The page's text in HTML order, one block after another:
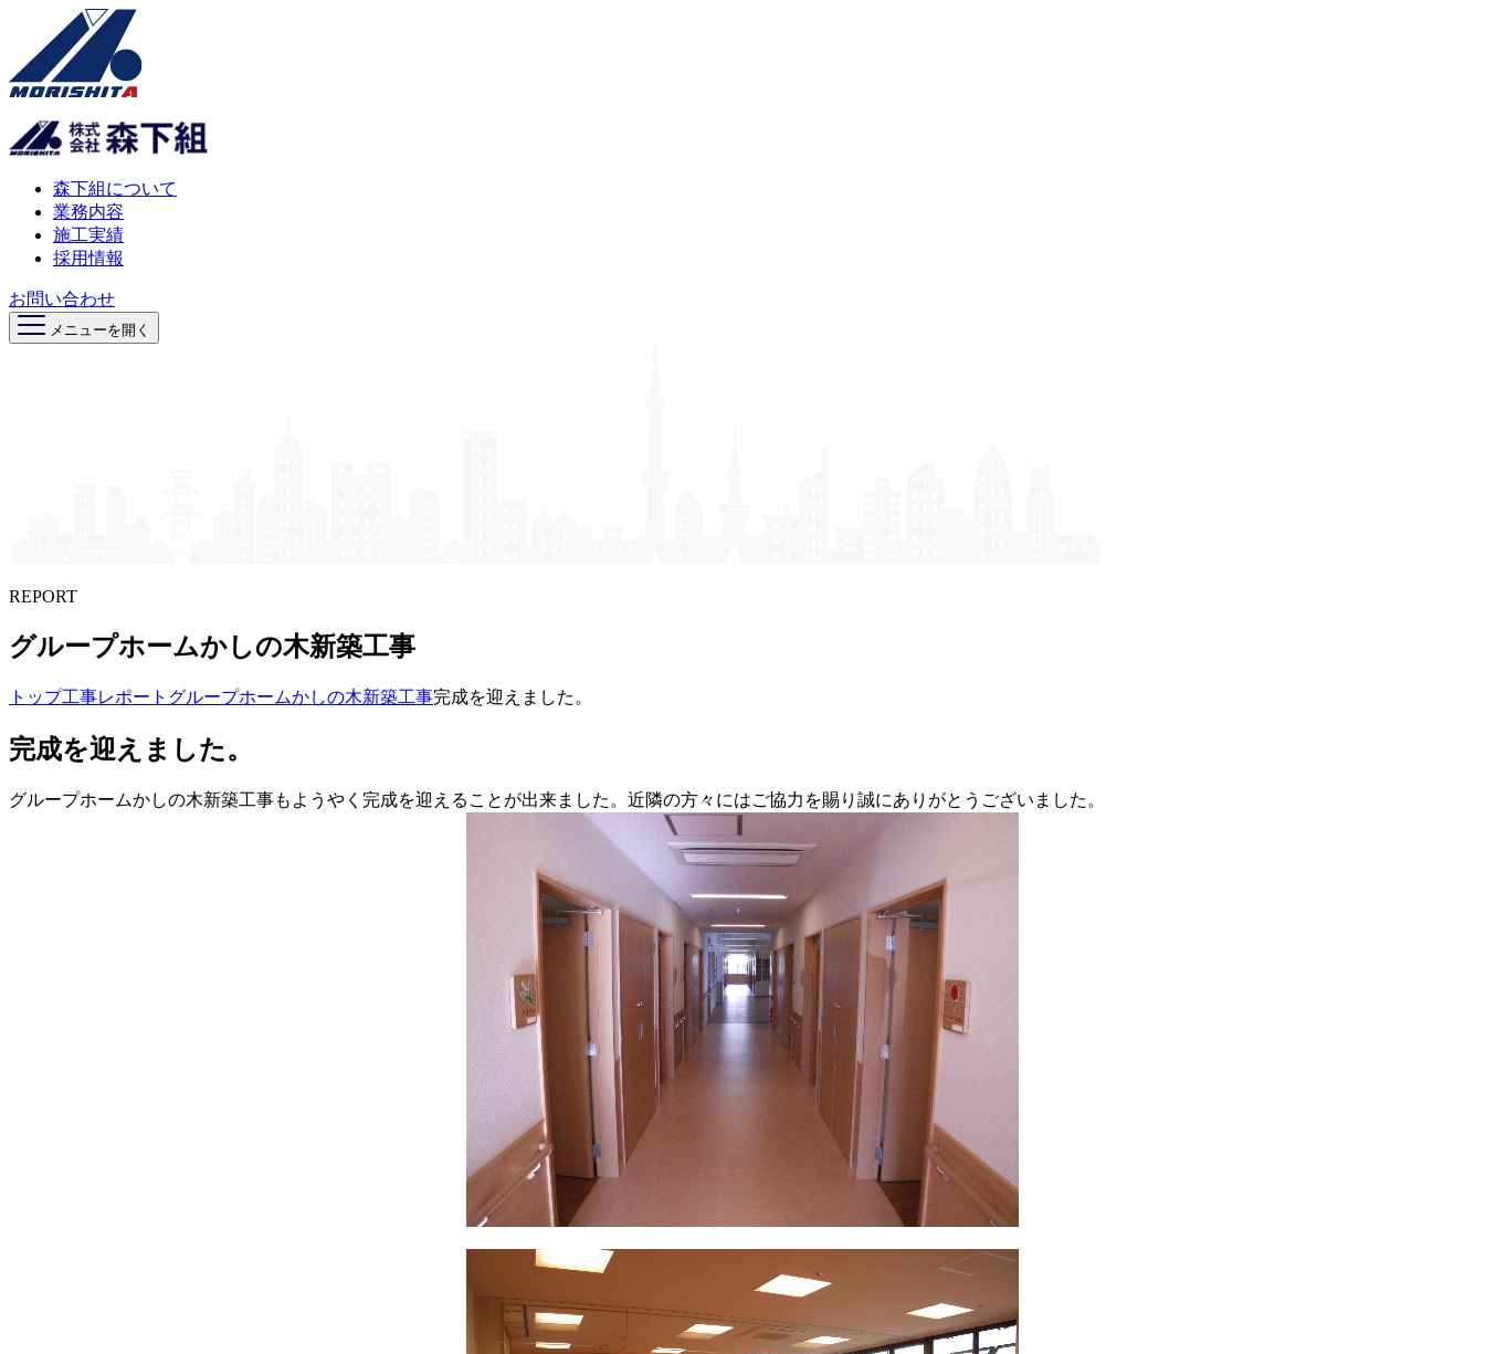
森下組について
業務内容
施工実績
採用情報
お問い合わせ
メニューを開く
REPORT
グループホームかしの​木新築工事
トップ工事レポート グループホームかしの木新築工事完成を迎えました。
完成を迎えました。
グループホームかしの木新築工事もようやく完成を迎えることが出来ました。近隣の方々にはご協力を賜り誠にありがとうございました。